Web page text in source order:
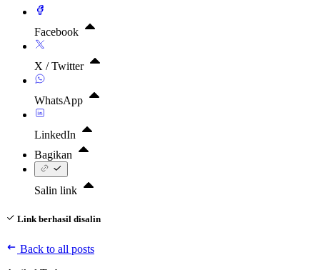
Facebook
X / Twitter
WhatsApp
LinkedIn
Bagikan
Salin link
Link berhasil disalin
Back to all posts